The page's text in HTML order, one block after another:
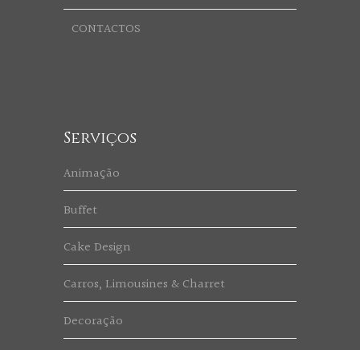
CONTACTOS
Serviços
Animação
Buffet
Cake Design
Carros, Limousines & Charret
Decoração